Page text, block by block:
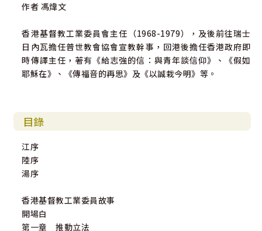
作者 馮煒文
香港基督教工業委員會主任（1968-1979），及後前往瑞士
日內瓦擔任普世教會協會宣教幹事，回港後擔任香港政府即
時傳譯主任，著有《給志強的信：與青年談信仰》、《假如
耶穌在》、《傳福音的再思》及《以誠栽今明》等。
目錄
江序
陸序
湯序
香港基督教工業委員故事
開場白
第一章 推動立法